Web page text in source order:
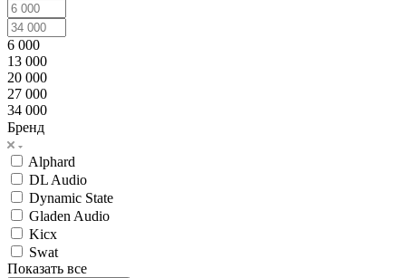
6 000
13 000
20 000
27 000
34 000
Бренд
Alphard
DL Audio
Dynamic State
Gladen Audio
Kicx
Swat
Показать все